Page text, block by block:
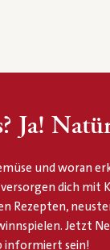
Ja!
und woran
dich mit
Rezepten,
Jetzt
informiert sein!